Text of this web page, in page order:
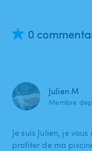
0
Julien M
Membre
Je suis Julien, je
profiter de ma